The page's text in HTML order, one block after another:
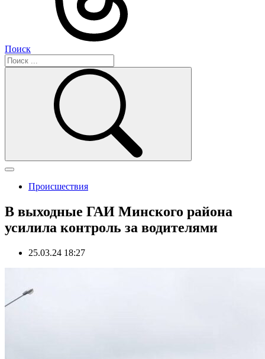
Поиск
Происшествия
В выходные ГАИ Минского района
усилила контроль за водителями
25.03.24 18:27